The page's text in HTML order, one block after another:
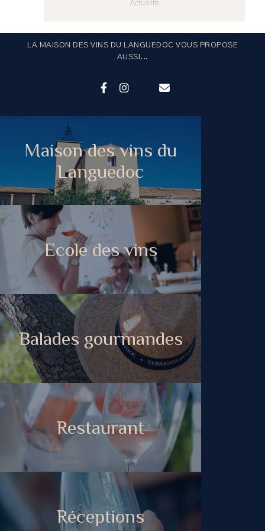
Actualité
LA MAISON DES VINS DU LANGUEDOC VOUS PROPOSE
AUSSI...
Maison des vins du
Languedoc
Ecole des vins
Balades gourmandes
Restaurant
Réceptions